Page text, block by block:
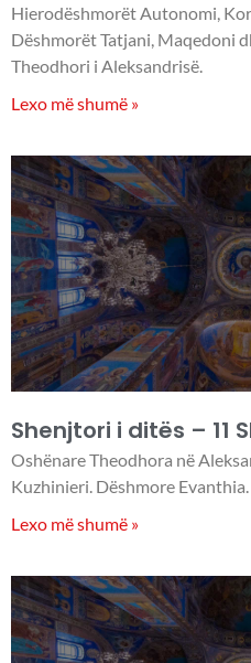
Hierodëshmorët Autonomi,
Dëshmorët Tatjani, Maqedoni
Theodhori i Aleksandrisë.
Lexo më shumë »
Shenjtori i ditës – 11
Oshënare Theodhora në
Kuzhinieri. Dëshmore Evanthia.
Lexo më shumë »